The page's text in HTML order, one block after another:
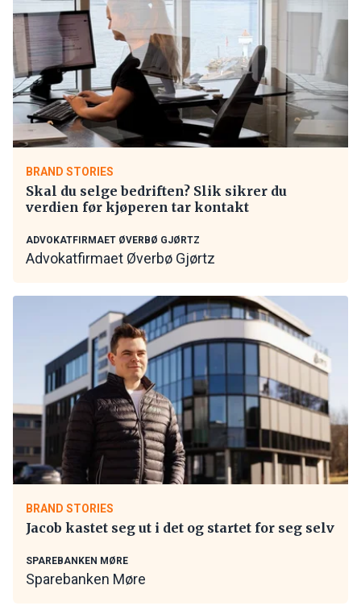
BRAND STORIES
Skal du selge bedriften? Slik sikrer du
verdien før kjøperen tar kontakt
ADVOKATFIRMAET ØVERBØ GJØRTZ
Advokatfirmaet Øverbø Gjørtz
BRAND STORIES
Jacob kastet seg ut i det og startet for seg selv
SPAREBANKEN MØRE
Sparebanken Møre